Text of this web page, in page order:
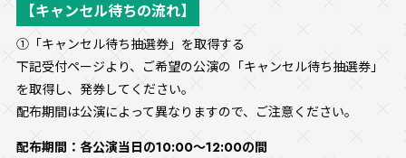
【キャンセル待ちの流れ】
①「キャンセル待ち抽選券」を取得する
下記受付ページより、ご希望の公演の「キャンセル待ち抽選券」
を取得し、発券してください。
配布期間は公演によって異なりますので、ご注意ください。
配布期間：各公演当日の10:00～12:00の間